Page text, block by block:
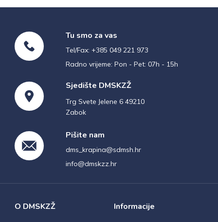
Tu smo za vas
Tel/Fax: +385 049 221 973
Radno vrijeme: Pon - Pet: 07h - 15h
Sjedište DMSKZŽ
Trg Svete Jelene 6 49210
Zabok
Pišite nam
dms_krapina@sdmsh.hr
info@dmskzz.hr
O DMSKZŽ Informacije